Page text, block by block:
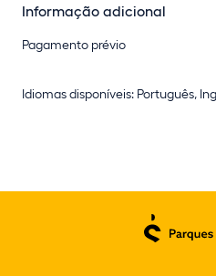
Informação adicional
Pagamento prévio
Idiomas disponíveis: Português,